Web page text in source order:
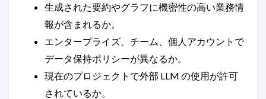
生成された要約やグラフに機密性の高い業務情
報が含まれるか。
エンタープライズ、チーム、個人アカウントで
データ保持ポリシーが異なるか。
現在のプロジェクトで外部 LLM の使用が許可
されているか。